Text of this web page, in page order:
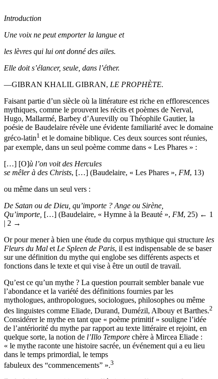
Faisant partie d’un siècle où la littérature est riche en efflorescences
mythiques, comme le prouvent les récits et poèmes de Nerval,
Hugo, Mallarmé, Barbey d’Aurevilly ou Théophile Gautier, la
poésie de Baudelaire révèle une évidente familiarité avec le domaine
gréco-latin1et le domaine biblique. Ces deux sources sont réunies,
[…] [O]ù l’on voit des Hercules
De Satan ou de Dieu, qu’importe ? Ange ou Sirène,
Qu’importe,
Or pour mener à bien une étude du corpus mythique qui structureles
Fleurs du Malet Le Spleen de Paris, il est indispensable de se baser
sur une définition du mythe qui englobe ses différents aspects et
Qu’est ce qu’un mythe ? La question pourrait sembler banale vue
l’abondance et la variété des définitions fournies par les
mythologues, anthropologues, sociologues, philosophes ou même
des linguistes comme Eliade, Durand, Dumézil, Albouy et Barthes.
Considérer le mythe en tant que « poème primitif » souligne l’idée
de l’antériorité du mythe par rapport au texte littéraire et rejoint, en
quelque sorte, la notion del’Illo Tempore chère à Mircea Eliade :
« le mythe raconte une histoire sacrée, un événement qui a eu lieu
dans le temps primordial, le temps